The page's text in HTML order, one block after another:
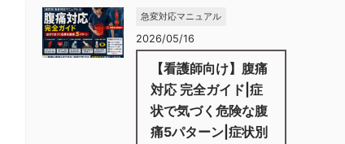
急変対応マニュアル
2026/05/16
【看護師向け】腹痛
対応 完全ガイド|症
状で気づく危険な腹
痛5パターン|症状別